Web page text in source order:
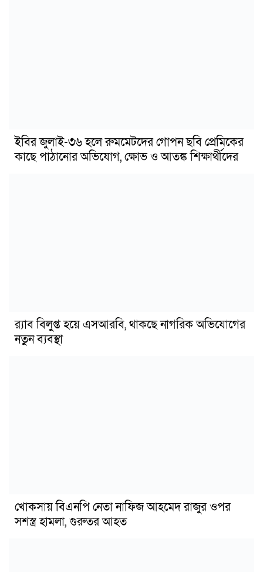
ইবির জুলাই-৩৬ হলে রুমমেটদের গোপন ছবি প্রেমিকের
কাছে পাঠানোর অভিযোগ, ক্ষোভ ও আতঙ্ক শিক্ষার্থীদের
র‍্যাব বিলুপ্ত হয়ে এসআরবি, থাকছে নাগরিক অভিযোগের
নতুন ব্যবস্থা
খোকসায় বিএনপি নেতা নাফিজ আহমেদ রাজুর ওপর
সশস্ত্র হামলা, গুরুতর আহত